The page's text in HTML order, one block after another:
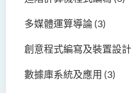
多媒體運算導論 (3)
創意程式編寫及裝置設計
數據庫系統及應用 (3)